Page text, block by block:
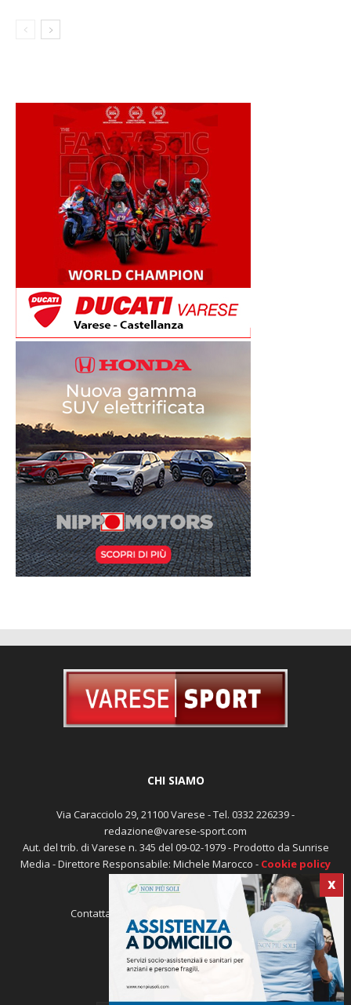
X
CHI SIAMO
Via Caracciolo 29, 21100 Varese - Tel. 0332 226239 -
redazione@varese-sport.com
Aut. del trib. di Varese n. 345 del 09-02-1979 - Prodotto da Sunrise
Media - Direttore Responsabile: Michele Marocco - Cookie policy
Contattaci: redazione@varese-sport.com
SEGUICI